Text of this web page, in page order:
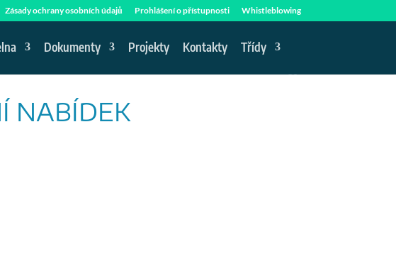
Zásady ochrany osobních údajů Prohlášení o přístupnosti Whistleblowing
Dokumenty Projekty Kontakty Třídy
NABÍDEK